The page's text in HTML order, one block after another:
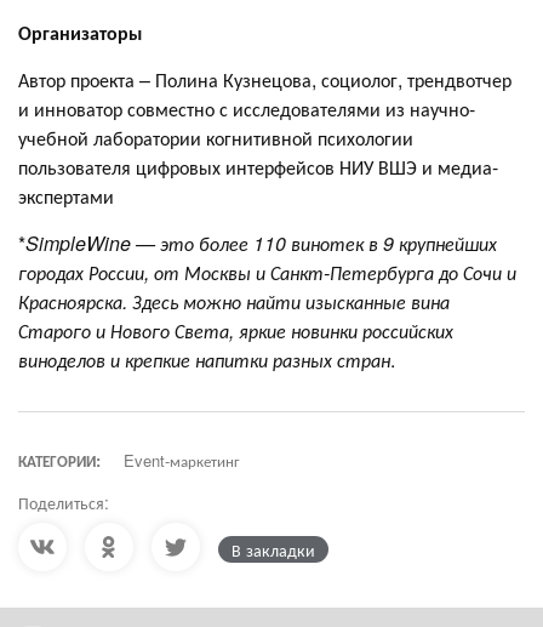
Организаторы
Автор проекта – Полина Кузнецова, социолог, трендвотчер
и инноватор совместно с исследователями из научно-
учебной лаборатории когнитивной психологии
пользователя цифровых интерфейсов НИУ ВШЭ и медиа-
экспертами
*SimpleWine — это более 110 винотек в 9 крупнейших
городах России, от Москвы и Санкт-Петербурга до Сочи и
Красноярска. Здесь можно найти изысканные вина
Старого и Нового Света, яркие новинки российских
виноделов и крепкие напитки разных стран.
КАТЕГОРИИ: Event-маркетинг
Поделиться:
В закладки